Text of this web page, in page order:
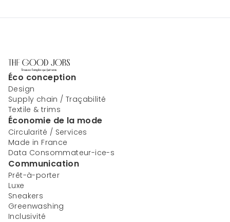
Éco conception
Design
Supply chain / Traçabilité
Textile & trims
Économie de la mode
Circularité / Services
Made in France
Data Consommateur-ice-s
Communication
Prêt-à-porter
Luxe
Sneakers
Greenwashing
Inclusivité